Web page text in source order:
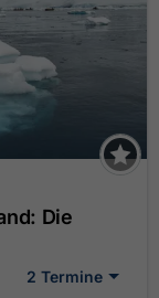
Die
2 Termine